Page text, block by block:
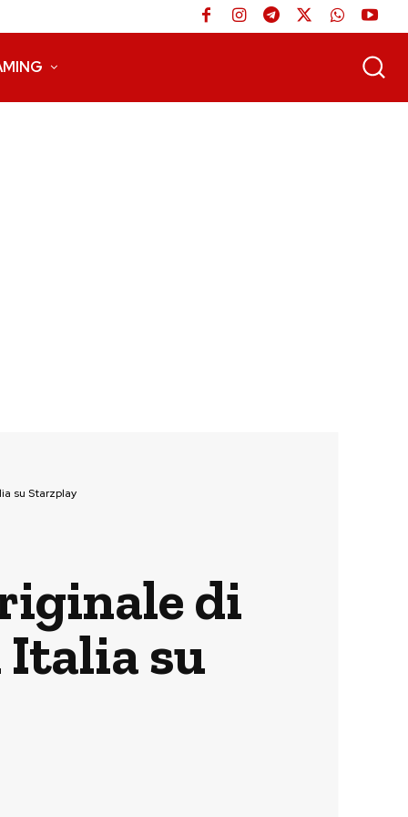
su Starzplay
di
Italia su